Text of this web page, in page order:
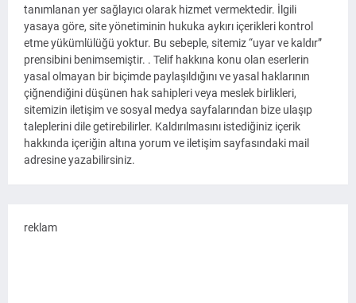
tanımlanan yer sağlayıcı olarak hizmet vermektedir. İlgili
yasaya göre, site yönetiminin hukuka aykırı içerikleri kontrol
etme yükümlülüğü yoktur. Bu sebeple, sitemiz “uyar ve kaldır”
prensibini benimsemiştir. . Telif hakkına konu olan eserlerin
yasal olmayan bir biçimde paylaşıldığını ve yasal haklarının
çiğnendiğini düşünen hak sahipleri veya meslek birlikleri,
sitemizin iletişim ve sosyal medya sayfalarından bize ulaşıp
taleplerini dile getirebilirler. Kaldırılmasını istediğiniz içerik
hakkında içeriğin altına yorum ve iletişim sayfasındaki mail
adresine yazabilirsiniz.
reklam